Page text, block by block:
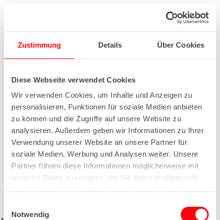
Zustimmung Details Über Cookies
Diese Webseite verwendet Cookies
Wir verwenden Cookies, um Inhalte und Anzeigen zu
personalisieren, Funktionen für soziale Medien anbieten
zu können und die Zugriffe auf unsere Website zu
analysieren. Außerdem geben wir Informationen zu Ihrer
Verwendung unserer Website an unsere Partner für
soziale Medien, Werbung und Analysen weiter. Unsere
Partner führen diese Informationen möglicherweise mit
weiteren Daten zusammen, die Sie ihnen bereitgestellt
Notwendig